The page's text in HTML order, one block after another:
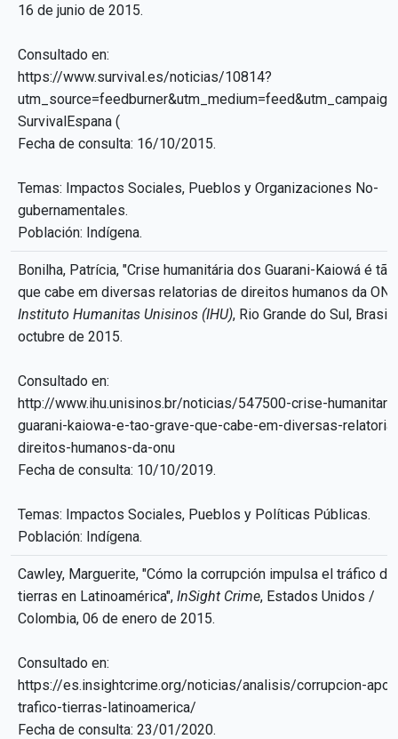
16 de junio de 2015.
Consultado en:
https://www.survival.es/noticias/10814?
SurvivalEspana (
Fecha de consulta: 16/10/2015.
Temas: Impactos Sociales, Pueblos y Organizaciones No-
gubernamentales.
Población: Indígena.
Bonilha, Patrícia, "Crise humanitária dos Guarani-Kaiowá é
que cabe em diversas relatorias de direitos humanos da
Instituto Humanitas Unisinos (IHU), Rio Grande do Sul,
octubre de 2015.
Consultado en:
http://www.ihu.unisinos.br/noticias/547500-crise-
guarani-kaiowa-e-tao-grave-que-cabe-em-diversas-
direitos-humanos-da-onu
Fecha de consulta: 10/10/2019.
Temas: Impactos Sociales, Pueblos y Políticas Públicas.
Población: Indígena.
Cawley, Marguerite, "Cómo la corrupción impulsa el tráfico de
tierras en Latinoamérica", InSight Crime, Estados Unidos /
Colombia, 06 de enero de 2015.
Consultado en:
https://es.insightcrime.org/noticias/analisis/corrupcion-
trafico-tierras-latinoamerica/
Fecha de consulta: 23/01/2020.